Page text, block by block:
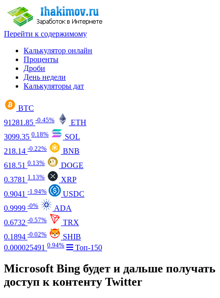
Перейти к содержимому
Калькулятор онлайн
Проценты
Дроби
День недели
Калькуляторы дат
BTC
91281.85 -0.45%
ETH
3099.35 0.18%
SOL
218.14 -0.22%
BNB
618.51 0.13%
DOGE
0.3781 1.13%
XRP
0.9041 -1.94%
USDC
0.9999 -0%
ADA
0.6732 -0.57%
TRX
0.1894 -0.02%
SHIB
0.000025491 0.94% Топ-150
Microsoft Bing будет и дальше получать
доступ к контенту Twitter